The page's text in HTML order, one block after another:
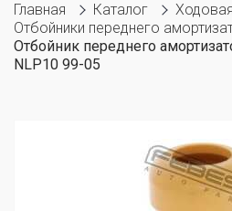
Главная Каталог
Отбойники переднего
Отбойник переднего
NLP10 99-05